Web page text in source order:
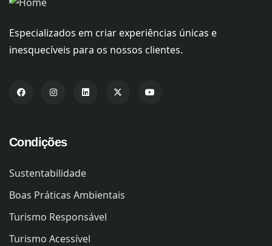
Especializados em criar experiências únicas e
inesquecíveis para os nossos clientes.
Condições
Sustentabilidade
Boas Práticas Ambientais
Turismo Responsável
Turismo Acessível